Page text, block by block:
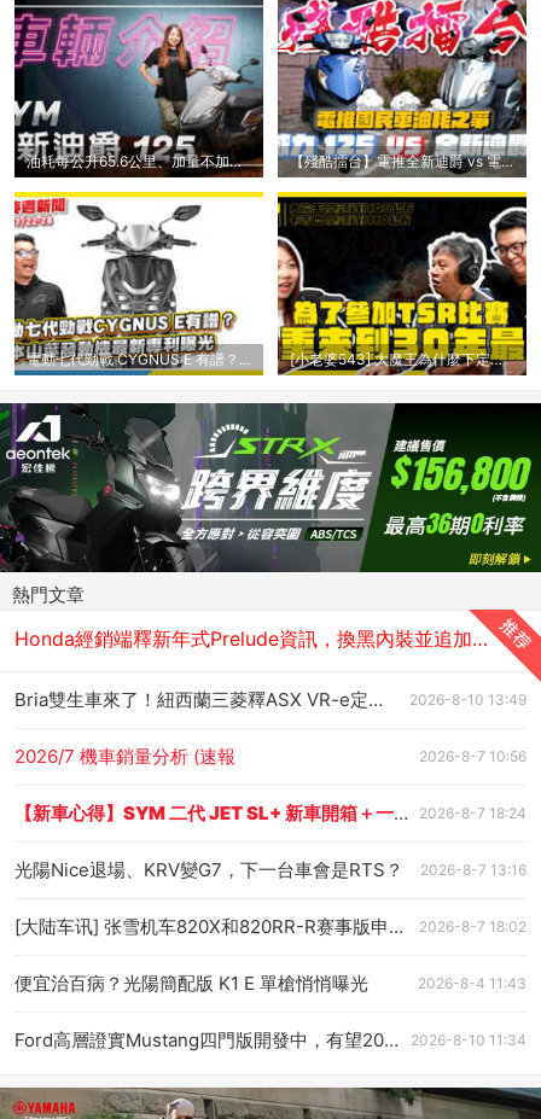
油耗每公升65.6公里、加量不加價！電推全新 【殘酷擂台】電推全新迪爵 vs 電推威力｜兩
電動七代勁戰 CYGNUS E 有譜？日本山葉發動 [小老婆543] 大魔王為什麼下定決心要減肥？
熱門文章
Honda經銷端釋新年式Prelude資訊，換黑內裝並追加雙色特仕版？！
2026-8-10 13:49
Bria雙生車來了！紐西蘭三菱釋ASX VR-e定裝照，今年底開賣！
2026-8-7 10:56
2026/7 機車銷量分析 (速報
2026-8-7 18:24
【新車心得】SYM 二代 JET SL+ 新車開箱＋一日雙北訓車油耗實測分享
2026-8-7 13:16
光陽Nice退場、KRV變G7，下一台車會是RTS？
2026-8-7 18:02
[大陆车讯] 张雪机车820X和820RR-R赛事版申报，仿赛仍然问题不断
2026-8-4 11:43
便宜治百病？光陽簡配版 K1 E 單槍悄悄曝光
2026-8-10 11:34
Ford高層證實Mustang四門版開發中，有望2027年底登場！